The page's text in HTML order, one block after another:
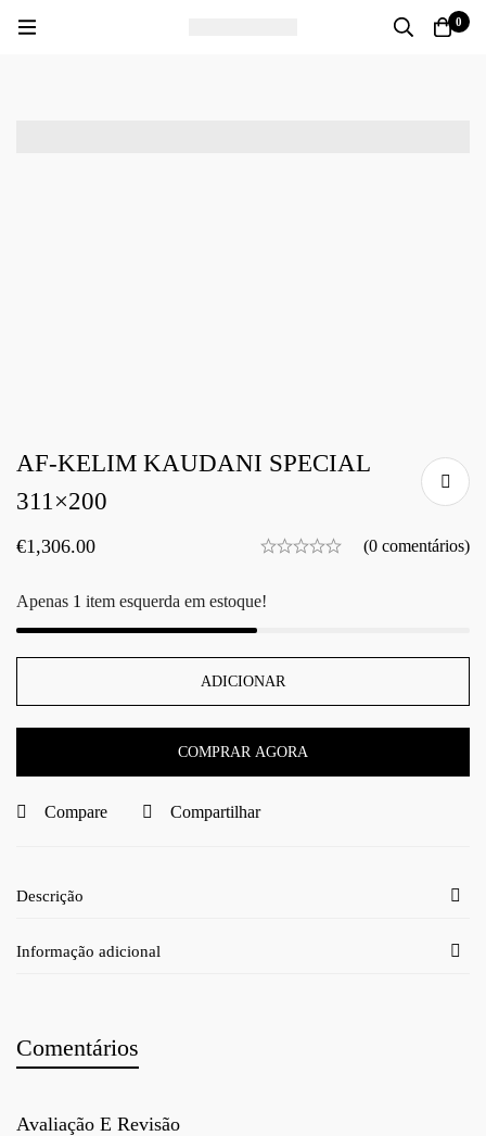
0
AF-KELIM KAUDANI SPECIAL
311×200
€1,306.00 (0 comentários)
Apenas 1 item esquerda em estoque!
ADICIONAR
COMPRAR AGORA
Compare Compartilhar
Descrição
Informação adicional
Comentários
Avaliação E Revisão